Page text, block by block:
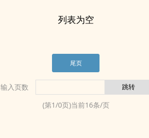
列表为空
尾页
输入页数
(第1/0页)当前16条/页